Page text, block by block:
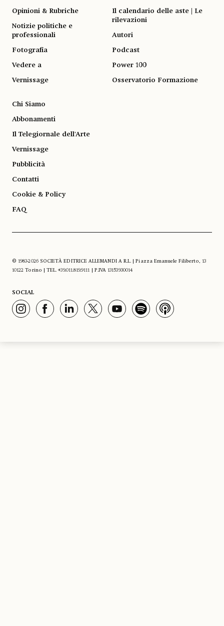
Opinioni & Rubriche
Notizie politiche e
professionali
Fotografia
Vedere a
Vernissage
Il calendario delle aste | Le
rilevazioni
Autori
Podcast
Power 100
Osservatorio Formazione
Chi Siamo
Abbonamenti
Il Telegiornale dell'Arte
Vernissage
Pubblicità
Contatti
Cookie & Policy
FAQ
© 1983-2026 SOCIETÀ EDITRICE ALLEMANDI A R.L. | Piazza Emanuele Filiberto, 13
10122 Torino | TEL. +39.011.819.9111 | P.IVA 13153930014
SOCIAL